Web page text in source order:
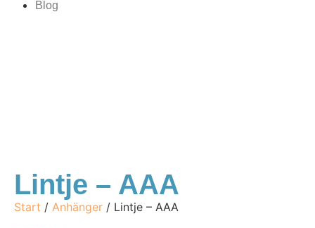
Blog
Lintje – AAA
Start / Anhänger / Lintje – AAA